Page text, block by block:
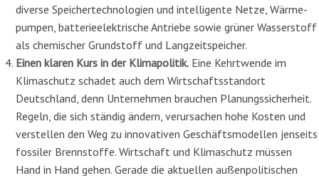
diverse Speichertechnologien und intelligente Netze, Wärme­
pumpen, batterieelektrische Antriebe sowie grüner Wasserstoff
als chemischer Grundstoff und Langzeitspeicher.
Einen klaren Kurs in der Klimapolitik. Eine Kehrtwende im
Klimaschutz schadet auch dem Wirtschaftsstandort
Deutschland, denn Unternehmen brauchen Planungssicherheit.
Regeln, die sich ständig ändern, verursachen hohe Kosten und
verstellen den Weg zu inno­vativen Geschäftsmodellen jenseits
fossiler Brennstoffe. Wirtschaft und Klimaschutz müs­sen
Hand in Hand gehen.Gerade die aktuellen außenpolitischen